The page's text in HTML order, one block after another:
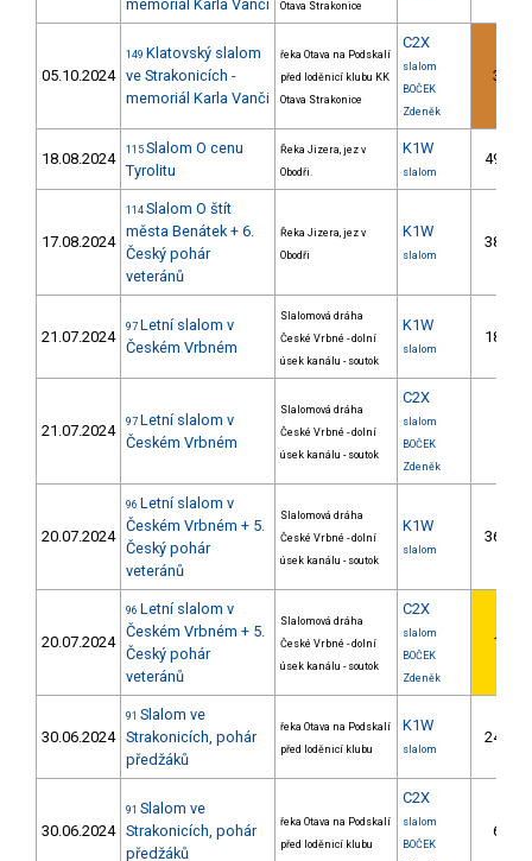
memoriál Karla Vanči
Otava Strakonice
05.10.2024
149 Klatovský slalom
ve Strakonicích -
memoriál Karla Vanči
řeka Otava na Podskalí
před loděnicí klubu KK
Otava Strakonice
C2X
slalom
BOČEK
Zdeněk
3.
18.08.2024 115 Slalom O cenu
Tyrolitu
Řeka Jizera, jez v
Obodři.
K1W
slalom
49.
17.08.2024
114 Slalom O štít
města Benátek + 6.
Český pohár
veteránů
Řeka Jizera, jez v
Obodři
K1W
slalom
38.
21.07.2024
97 Letní slalom v
Českém Vrbném
Slalomová dráha
České Vrbné - dolní
úsek kanálu - soutok
K1W
slalom
18.
21.07.2024 97 Letní slalom v
Českém Vrbném
Slalomová dráha
České Vrbné - dolní
úsek kanálu - soutok
C2X
slalom
BOČEK
Zdeněk
20.07.2024
96 Letní slalom v
Českém Vrbném + 5.
Český pohár
veteránů
Slalomová dráha
České Vrbné - dolní
úsek kanálu - soutok
K1W
slalom
36.
20.07.2024
96 Letní slalom v
Českém Vrbném + 5.
Český pohár
veteránů
Slalomová dráha
České Vrbné - dolní
úsek kanálu - soutok
C2X
slalom
BOČEK
Zdeněk
1.
30.06.2024
91 Slalom ve
Strakonicích, pohár
předžáků
řeka Otava na Podskalí
před loděnicí klubu
K1W
slalom
24.
30.06.2024
91 Slalom ve
Strakonicích, pohár
předžáků
řeka Otava na Podskalí
před loděnicí klubu
C2X
slalom
BOČEK
6.